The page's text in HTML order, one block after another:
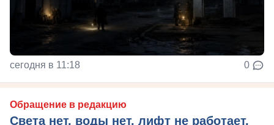
сегодня в 11:18 0
Обращение в редакцию
Света нет, воды нет, лифт не работает,